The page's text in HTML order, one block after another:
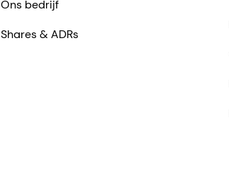
Ons bedrijf
Shares & ADRs